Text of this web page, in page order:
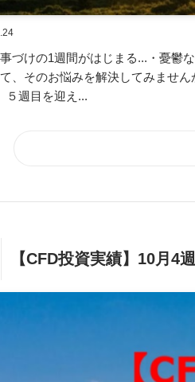
事づけの1週間がはじまる...・憂鬱
、そのお悩みを解決してみませ
５週目を迎え...
【CFD投資実績】10月4